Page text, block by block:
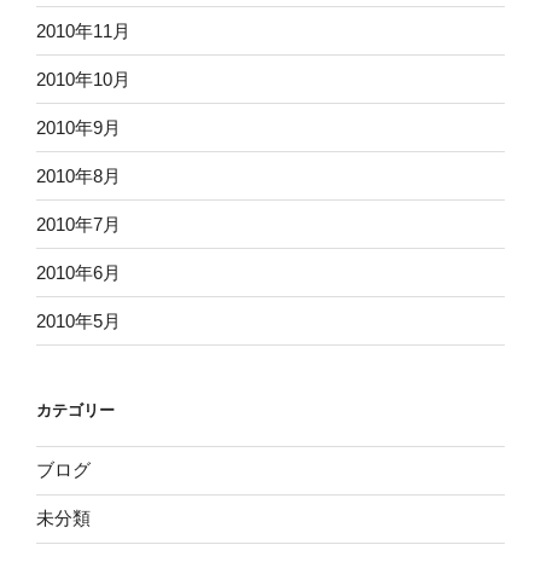
2010年11月
2010年10月
2010年9月
2010年8月
2010年7月
2010年6月
2010年5月
カテゴリー
ブログ
未分類